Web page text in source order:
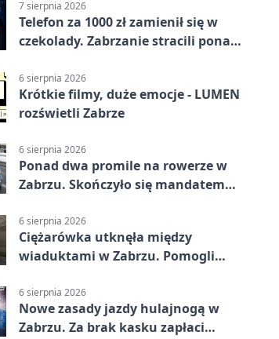
7 sierpnia 2026
Telefon za 1000 zł zamienił się w
czekolady. Zabrzanie stracili ponad
6 sierpnia 2026
Krótkie filmy, duże emocje - LUMEN
rozświetli Zabrze
6 sierpnia 2026
Ponad dwa promile na rowerze w
Zabrzu. Skończyło się mandatem
6 sierpnia 2026
Ciężarówka utknęła między
wiaduktami w Zabrzu. Pomogli
6 sierpnia 2026
Nowe zasady jazdy hulajnogą w
Zabrzu. Za brak kasku zapłaci